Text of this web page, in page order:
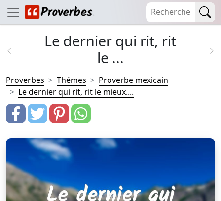
Le dernier qui rit, rit
le ...
Proverbes Thémes
Proverbe mexicain
Le dernier qui rit, rit le mieux....